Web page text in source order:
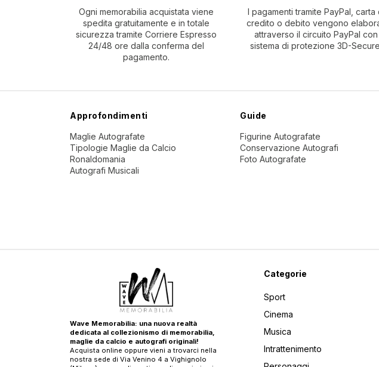
Ogni memorabilia acquistata viene
spedita gratuitamente e in totale
sicurezza tramite Corriere Espresso
24/48 ore dalla conferma del
pagamento.
I pagamenti tramite PayPal, carta
credito o debito vengono
attraverso il circuito PayPal con
sistema di protezione 3D-
Approfondimenti
Maglie Autografate
Tipologie Maglie da Calcio
Ronaldomania
Autografi Musicali
Guide
Figurine Autografate
Conservazione Autografi
Foto Autografate
Wave Memorabilia: una nuova realtà
dedicata al collezionismo di memorabilia,
maglie da calcio e autografi originali!
Acquista online oppure vieni a trovarci nella
nostra sede di Via Venino 4 a Vighignolo
Categorie
Sport
Cinema
Musica
Intrattenimento